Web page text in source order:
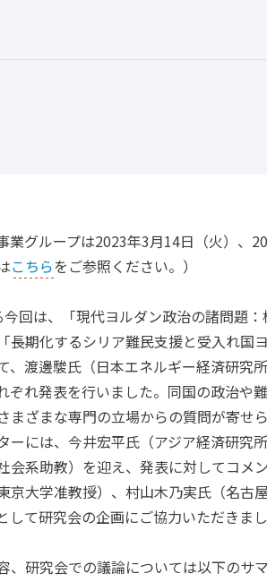
業グループは2023年3月14日（火）、
こちらをご参照ください。）
回は、「現代ヨルダン政治の諸問題
長期化するシリア難民支援と受入れ
、渡邊駿氏（日本エネルギー経済研
ぞれ発表を行いました。同国の政治
まざまな専門の立場からの質問が寄せら
ーには、今井宏平氏（アジア経済研究
会系助教）を迎え、発表に対してコメ
京大学准教授）、村山木乃実氏（名
して研究会の企画にご協力いただきまし
、研究会での議論については以下のサ